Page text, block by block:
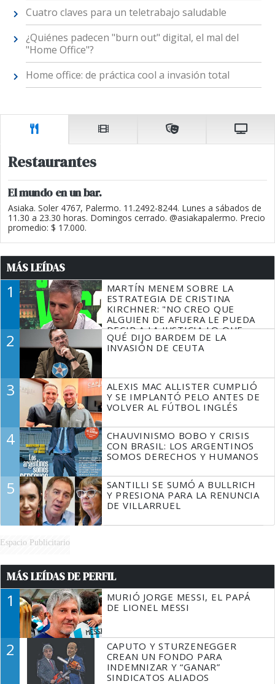
Cuatro claves para un teletrabajo saludable
¿Quiénes padecen "burn out" digital, el mal del
"Home Office"?
Home office: de práctica cool a invasión total
Restaurantes
El mundo en un bar.
Asiaka. Soler 4767, Palermo. 11.2492-8244. Lunes a sábados de
11.30 a 23.30 horas. Domingos cerrado. @asiakapalermo. Precio
promedio: $ 17.000.
MÁS LEÍDAS
1
MARTÍN MENEM SOBRE LA
ESTRATEGIA DE CRISTINA
KIRCHNER: "NO CREO QUE
ALGUIEN DE AFUERA LE PUEDA
DECIR A LA JUSTICIA LO QUE
TIENE QUE HACER"
2
QUÉ DIJO BARDEM DE LA
INVASIÓN DE CEUTA
3
ALEXIS MAC ALLISTER CUMPLIÓ
Y SE IMPLANTÓ PELO ANTES DE
VOLVER AL FÚTBOL INGLÉS
4
CHAUVINISMO BOBO Y CRISIS
CON BRASIL: LOS ARGENTINOS
SOMOS DERECHOS Y HUMANOS
5
SANTILLI SE SUMÓ A BULLRICH
Y PRESIONA PARA LA RENUNCIA
DE VILLARRUEL
Espacio Publicitario
MÁS LEÍDAS DE PERFIL
1
MURIÓ JORGE MESSI, EL PAPÁ
DE LIONEL MESSI
2
CAPUTO Y STURZENEGGER
CREAN UN FONDO PARA
INDEMNIZAR Y “GANAR”
SINDICATOS ALIADOS